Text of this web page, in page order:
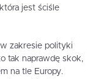
jest ściśle
zakresie polityki
tak naprawdę skok,
na tle Europy.